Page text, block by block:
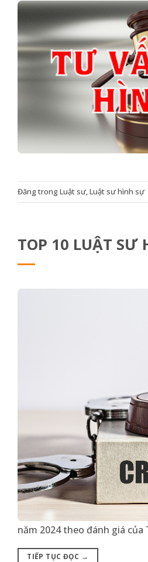
Đăng trongLuật sư,Luật sư hình sự
TOP 10 LUẬT SƯ
năm 2024 theo đánh giá của
TIẾP TỤC ĐỌC →